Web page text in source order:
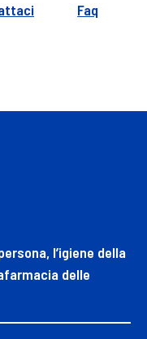
Faq
l’igiene della
delle